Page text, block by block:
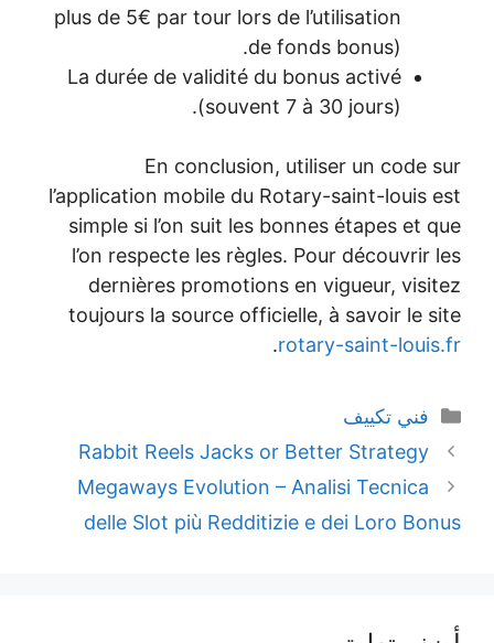
plus de 5€ par tour lors de l’utilisation
de fonds bonus).
La durée de validité du bonus activé
(souvent 7 à 30 jours).
En conclusion, utiliser un code
l’application mobile du Rotary-saint-louis
simple si l’on suit les bonnes étapes et
l’on respecte les règles. Pour découvrir
dernières promotions en vigueur,
toujours la source officielle, à savoir le
rotary-saint-
.
التصنيفات
فني تكييف
Rabbit Reels Jacks or Better Strategy
Megaways Evolution – Analisi Tecnica
delle Slot più Redditizie e dei Loro